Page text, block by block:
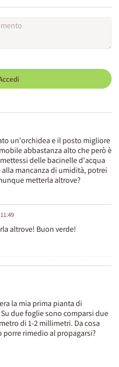
un'orchidea e il posto migliore
abbastanza alto che però è
delle bacinelle d'acqua
mancanza di umidità, potrei
metterla altrove?
altrove! Buon verde!
la mia prima pianta di
due foglie sono comparsi due
di 1-2 millimetri. Da cosa
rimedio al propagarsi?